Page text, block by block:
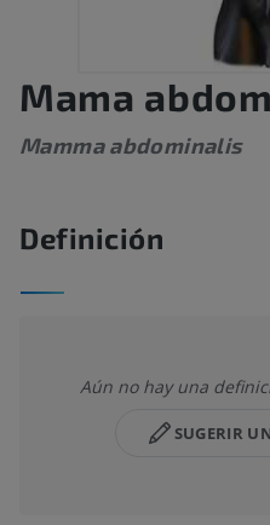
Mama
Mamma abdominalis
Definición
Aún no hay una
SUGERIR